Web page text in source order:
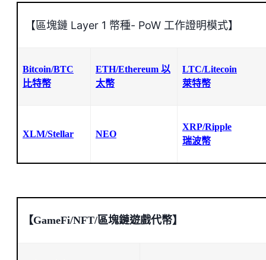
【區塊鏈 Layer 1 幣種- PoW 工作證明模式】
Bitcoin/BTC
比特幣
ETH/Ethereum 以
太幣
LTC/Litecoin
萊特幣
XLM/Stellar NEO
XRP/Ripple
瑞波幣
【GameFi/NFT/區塊鏈遊戲代幣】